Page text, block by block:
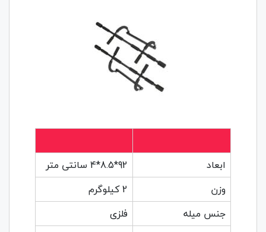
ابعاد
92*8.5*4 سانتی متر
وزن
2 کیلوگرم
جنس میله
فلزی